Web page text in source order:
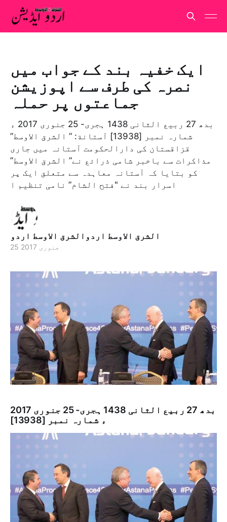
ایک خفیہ بند کے جواب میں
نصرہ کی طرف سے اپوزیشن
جماعتوں پر حملہ
بدھ 27 ربيع الثانی 1438 ہجری- 25 جنوری 2017 ء
شمارہ نمبر [13938] آستانة: ” الشرق الاوسط”
قزاقستان کی دارالحکومت آستانہ میں جاری
م‍ذاکرات سے باخبر شامی ذرائع نے” الشرق الاوسط”
کو بتایا کہ آستانہ معاہدہ سے متعلق ایک پر
اسرار بند نے "فتح الشام” نامی تنظیم ا
الشرق الاوسط اردوالشرق الاوسط اردو
25 جنوری 2017
بدھ 27 ربيع الثانی 1438 ہجری- 25 جنوری 2017
ء شمارہ نمبر [13938]